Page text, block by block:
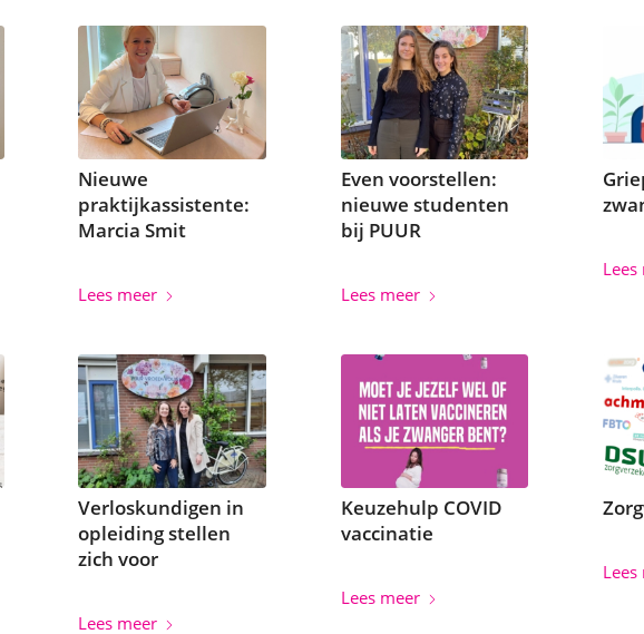
Nieuwe
praktijkassistente:
Marcia Smit
Lees meer
Even voorstellen:
nieuwe studenten
bij PUUR
Lees meer
Lees
Verloskundigen in
opleiding stellen
zich voor
Lees meer
Keuzehulp COVID
vaccinatie
Lees meer
Lees